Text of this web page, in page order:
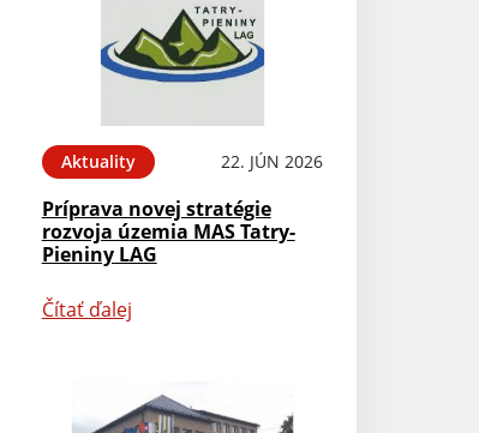
Aktuality 22. JÚN 2026
Príprava novej stratégie
rozvoja územia MAS Tatry-
Pieniny LAG
Čítať ďalej